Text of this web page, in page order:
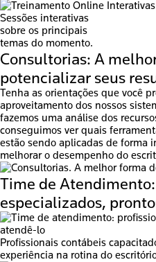
Sessões interativas
sobre os principais
temas do momento.
Consultorias: A
potencializar seus
Tenha as orientações que você
aproveitamento dos nossos
fazemos uma análise dos
conseguimos ver quais
estão sendo aplicadas de forma
melhorar o desempenho do
Time de Atendimento:
especializados,
Profissionais contábeis
experiência na rotina do